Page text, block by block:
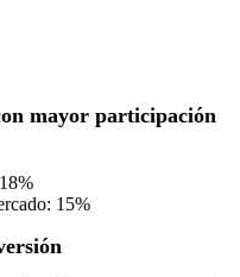
mayor participación
15%